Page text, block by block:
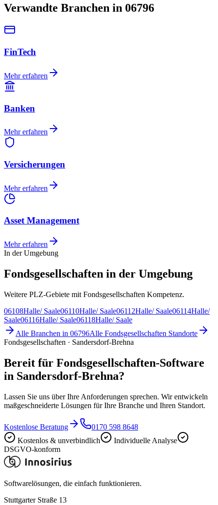
Verwandte Branchen in 06796
FinTech
Mehr erfahren
Banken
Mehr erfahren
Versicherungen
Mehr erfahren
Asset Management
Mehr erfahren
In der Umgebung
Fondsgesellschaften in der Umgebung
Weitere PLZ-Gebiete mit Fondsgesellschaften Kompetenz.
06108Halle/ Saale06110Halle/ Saale06112Halle/ Saale06114Halle/
Saale06116Halle/ Saale06118Halle/ Saale
Alle Branchen in 06796Alle Fondsgesellschaften Standorte
Fondsgesellschaften · Sandersdorf-Brehna
Bereit für Fondsgesellschaften-Software
in Sandersdorf-Brehna?
Lassen Sie uns über Ihre Anforderungen sprechen. Wir entwickeln
maßgeschneiderte Lösungen für Ihre Branche und Ihren Standort.
Kostenlose Beratung
0170 598 8648
Kostenlos & unverbindlich
Individuelle Analyse
DSGVO-konform
Softwarelösungen, die einfach funktionieren.
Stuttgarter Straße 13